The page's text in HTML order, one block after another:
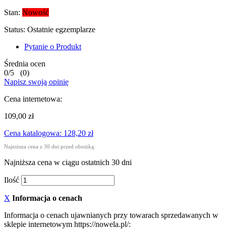
Stan: Nowość
Status: Ostatnie egzemplarze
Pytanie o Produkt
Średnia ocen
0/5 (0)
Napisz swoją opinię
Cena internetowa:
109,00 zł
Cena katalogowa: 128,20 zł
Najniższa cena z 30 dni przed obniżką:
Najniższa cena w ciągu ostatnich 30 dni
Ilość
X Informacja o cenach
Informacja o cenach ujawnianych przy towarach sprzedawanych w
sklepie internetowym https://nowela.pl/: